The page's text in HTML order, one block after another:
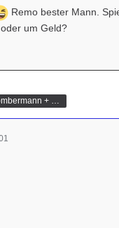
Remo bester Mann.
um Geld?
Saturn Bombermann + Mario Kart Champion